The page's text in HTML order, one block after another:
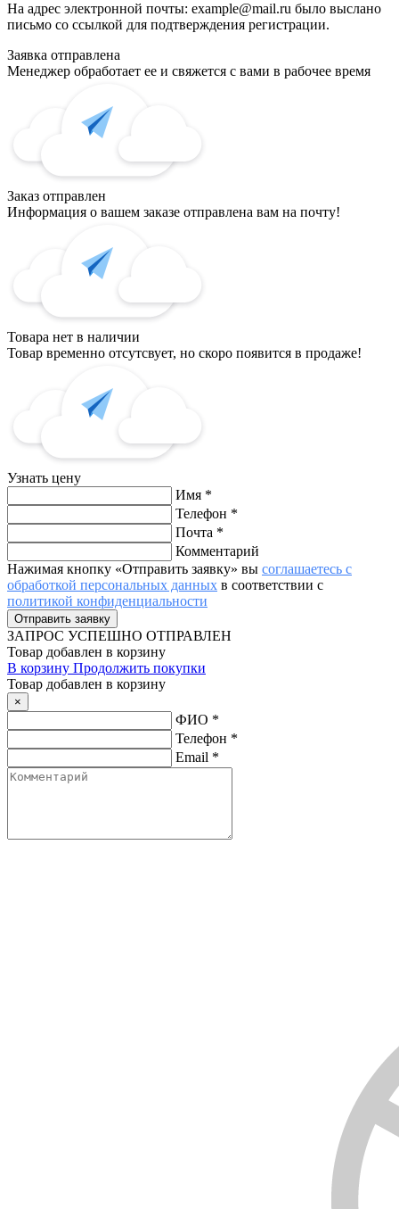
На адрес электронной почты: example@mail.ru было выслано
письмо со ссылкой для подтверждения регистрации.
Заявка отправлена
Менеджер обработает ее и свяжется с вами в рабочее время
Заказ отправлен
Информация о вашем заказе отправлена вам на почту!
Товара нет в наличии
Товар временно отсутсвует, но скоро появится в продаже!
Узнать цену
Имя *
Телефон *
Почта *
Комментарий
Нажимая кнопку «Отправить заявку» вы соглашаетесь с
обработкой персональных данных в соответствии с
политикой конфиденциальности
ЗАПРОС УСПЕШНО ОТПРАВЛЕН
Товар добавлен в корзину
В корзину Продолжить покупки
Товар добавлен в корзину
×
ФИО *
Телефон *
Email *